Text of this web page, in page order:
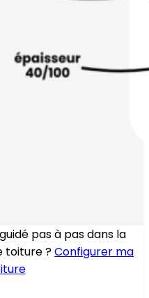
pas à pas dans la
toiture ?Configurer ma